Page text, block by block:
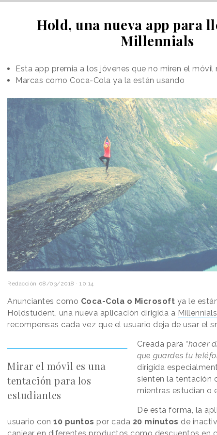
Hold, una nueva app para
Millennials
Esta app premia a los jóvenes que no miren el móvil
Marcas como Coca-Cola ya la están usando
Redacción 08/03/2018 · 10:14
Anunciantes como Coca-Cola o Microsoft ya le
Holdstudent, una nueva aplicación dirigida a Millennials
recompensas cada vez que el usuario deja de usar el
Mirar el móvil es una
tentación para los
estudiantes
Creada para “hacer
que guardes tu
dirigida
sienten la tentación
mientras estudian o
De esta forma, la
usuario con 10 puntos por cada 20 minutos de